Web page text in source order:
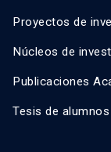
Proyectos de
Núcleos de
Publicaciones
Tesis de